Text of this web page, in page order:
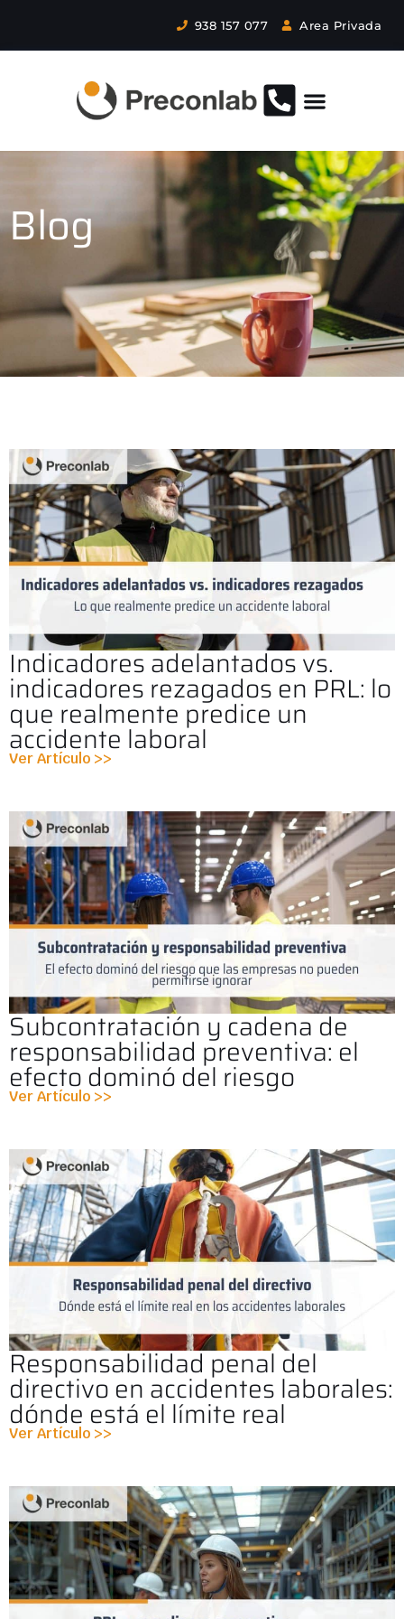
938 157 077 Area Privada
Blog
Indicadores adelantados vs.
indicadores rezagados en PRL: lo
que realmente predice un
accidente laboral
Ver Artículo >>
Subcontratación y cadena de
responsabilidad preventiva: el
efecto dominó del riesgo
Ver Artículo >>
Responsabilidad penal del
directivo en accidentes laborales:
dónde está el límite real
Ver Artículo >>